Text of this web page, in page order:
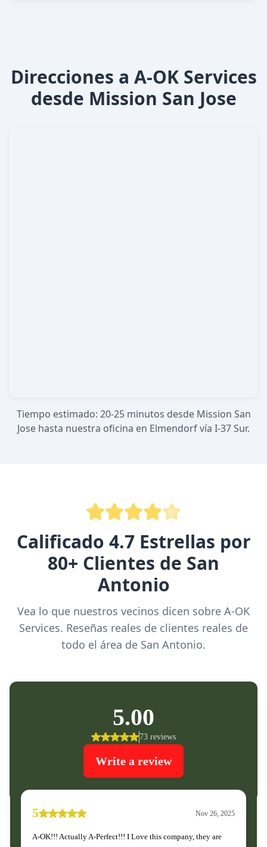
Direcciones a A-OK Services
desde Mission San Jose
Tiempo estimado: 20-25 minutos desde Mission San
Jose hasta nuestra oficina en Elmendorf vía I-37 Sur.
Calificado 4.7 Estrellas por
80+ Clientes de San
Antonio
Vea lo que nuestros vecinos dicen sobre A-OK
Services. Reseñas reales de clientes reales de
todo el área de San Antonio.